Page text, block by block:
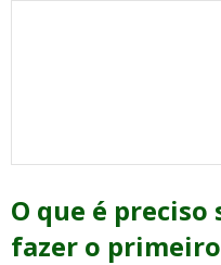
O que é preciso
fazer o